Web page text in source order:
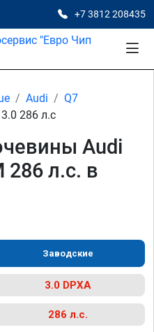
+7 3812 208435
Audi
Q7
286 л.с
Audi
286 л.с. в
Заводские
3.0 DPXA
286 л.с.